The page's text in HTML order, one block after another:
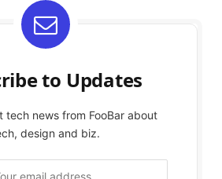
to Updates
tech news from FooBar about
design and biz.